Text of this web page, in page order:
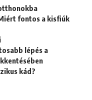
fontos a kisfiúk
lépés a
kád?